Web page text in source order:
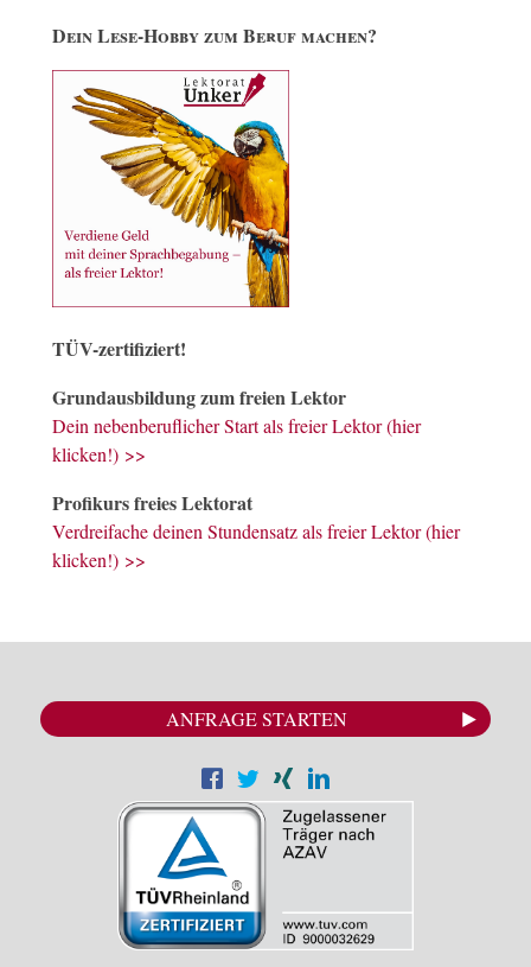
Dein Lese-Hobby zum Beruf machen?
TÜV-zertifiziert!
Grundausbildung zum freien Lektor
Dein nebenberuflicher Start als freier Lektor (hier
klicken!) >>
Profikurs freies Lektorat
Verdreifache deinen Stundensatz als freier Lektor (hier
klicken!) >>
ANFRAGE STARTEN